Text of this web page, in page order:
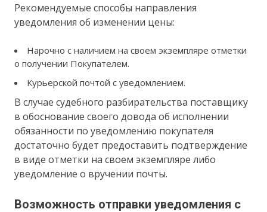
Рекомендуемые способы направления
уведомления об изменении цены:
Нарочно с наличием на своем экземпляре отметки
о получении Покупателем.
Курьерской почтой с уведомлением.
В случае судебного разбирательства поставщику
в обоснование своего довода об исполнении
обязанности по уведомлению покупателя
достаточно будет предоставить подтверждение
в виде отметки на своем экземпляре либо
уведомление о вручении почты.
Возможность отправки уведомления с